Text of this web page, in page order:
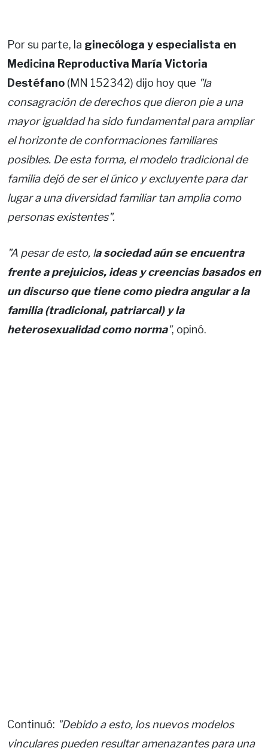
Por su parte, la ginecóloga y especialista en
Medicina Reproductiva María Victoria
Destéfano (MN 152342) dijo hoy que "la
consagración de derechos que dieron pie a una
mayor igualdad ha sido fundamental para ampliar
el horizonte de conformaciones familiares
posibles. De esta forma, el modelo tradicional de
familia dejó de ser el único y excluyente para dar
lugar a una diversidad familiar tan amplia como
personas existentes".
"A pesar de esto, la sociedad aún se encuentra
frente a prejuicios, ideas y creencias basados en
un discurso que tiene como piedra angular a la
familia (tradicional, patriarcal) y la
heterosexualidad como norma", opinó.
Continuó: "Debido a esto, los nuevos modelos
vinculares pueden resultar amenazantes para una